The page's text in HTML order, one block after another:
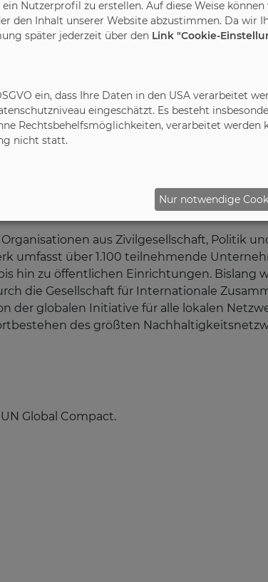
ihr Engagement für eine nachhaltige
GCD) an. Mit dem Ziel,
Nationen (UN) sowie die 10
– vom Schutz der Menschenrechte über
Eintreten gegen Korruption.
war für uns selbstverständlich, um
mit anderen Unternehmen und
erklärt DGM-Geschäftsführer Jochen
aus Zivilgesellschaft, Politik
umfasst über 1.100 teilnehmende
hin zu öffentlichen Einrichtungen. Bislang
die Gesellschaft für Internationale
der globalen Initiative für alle lokalen
des größten
Global Compact.
Nutzerprofil zu erstellen. Auf diese Weise
den Inhalt unserer Website abzustimmen. Da wir
später jederzeit über den Link "Cookie-
ein, dass Ihre Daten in den USA verarbeitet
eingeschätzt. Es besteht
Rechtsbehelfsmöglichkeiten, verarbeitet werden
nicht statt.
Nur notwendige